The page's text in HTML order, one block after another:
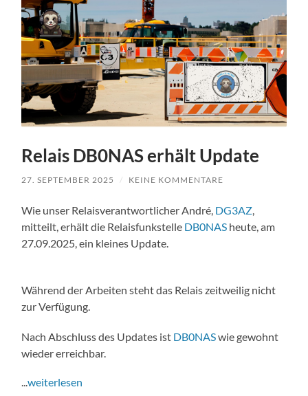
Relais DB0NAS erhält Update
27. SEPTEMBER 2025 / KEINE KOMMENTARE
Wie unser Relaisverantwortlicher André, DG3AZ,
mitteilt, erhält die Relaisfunkstelle DB0NAS heute, am
27.09.2025, ein kleines Update.
Während der Arbeiten steht das Relais zeitweilig nicht
zur Verfügung.
Nach Abschluss des Updates ist DB0NASwie gewohnt
wieder erreichbar.
...weiterlesen